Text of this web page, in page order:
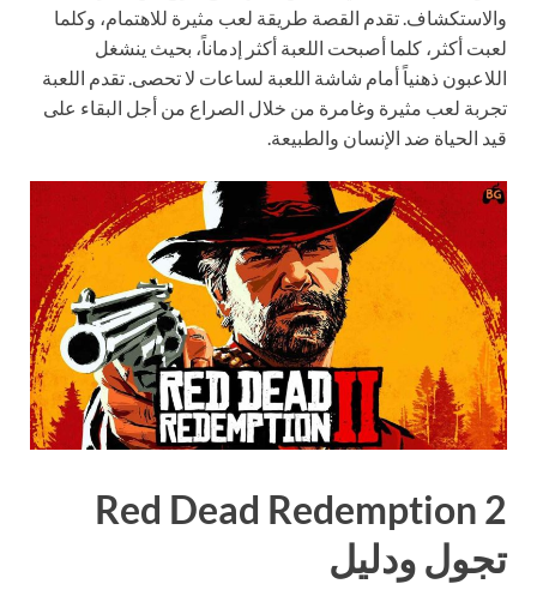
والاستكشاف. تقدم القصة طريقة لعب مثيرة للاهتمام، وكلما
لعبت أكثر، كلما أصبحت اللعبة أكثر إدماناً، بحيث ينشغل
اللاعبون ذهنياً أمام شاشة اللعبة لساعات لا تحصى. تقدم اللعبة
تجربة لعب مثيرة وغامرة من خلال الصراع من أجل البقاء على
قيد الحياة ضد الإنسان والطبيعة.
Red Dead Redemption 2
تجول ودليل